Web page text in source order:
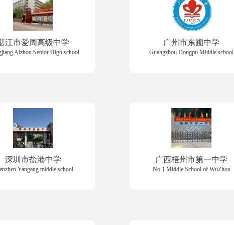
江市爱周高级中学
Aizhou Senior High school
广州市东圃中学
Guangzhou Dongpu Middle school
深圳市盐港中学
Yangang middle school
广西梧州市第一中学
No.1 Middle School of WuZhou